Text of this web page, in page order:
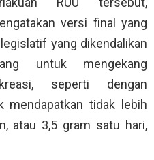
versi final yang
yang dikendalikan
untuk mengekang
seperti dengan
mendapatkan tidak lebih
atau 3,5 gram satu hari,